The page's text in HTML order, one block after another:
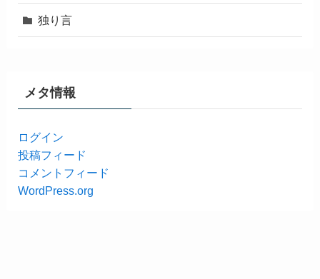
独り言
メタ情報
ログイン
投稿フィード
コメントフィード
WordPress.org